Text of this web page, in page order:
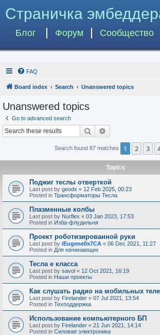
Страничка
Блог Форум Сообщество
FAQ
Board index Search Unanswered topics
Unanswered topics
Go to advanced search
Search
Search found 87 matches 1 2 3
Topics
Поджиг теслы отверткой
Last post by geodx « 12 Feb 2025, 00:23
Posted in Трансформаторы Тесла
Плазменные колбы
Last post by Nurflex « 03 Jan 2023, 17:53
Posted in Изба-флудильня
Проект роботизированной руки
Last post by iEugene0x7CA « 06 Dec 2021, 11:27
Posted in Для начинающих
Тесла е класса
Last post by savol « 12 Oct 2021, 16:19
Posted in Наши проекты
Как слушать радио на мобильных
Last post by Firelander « 07 Jul 2021, 13:54
Posted in Техподдержка
Использование компьютерного БП
Last post by Firelander « 21 Jun 2021, 14:14
Posted in Силовая электроника